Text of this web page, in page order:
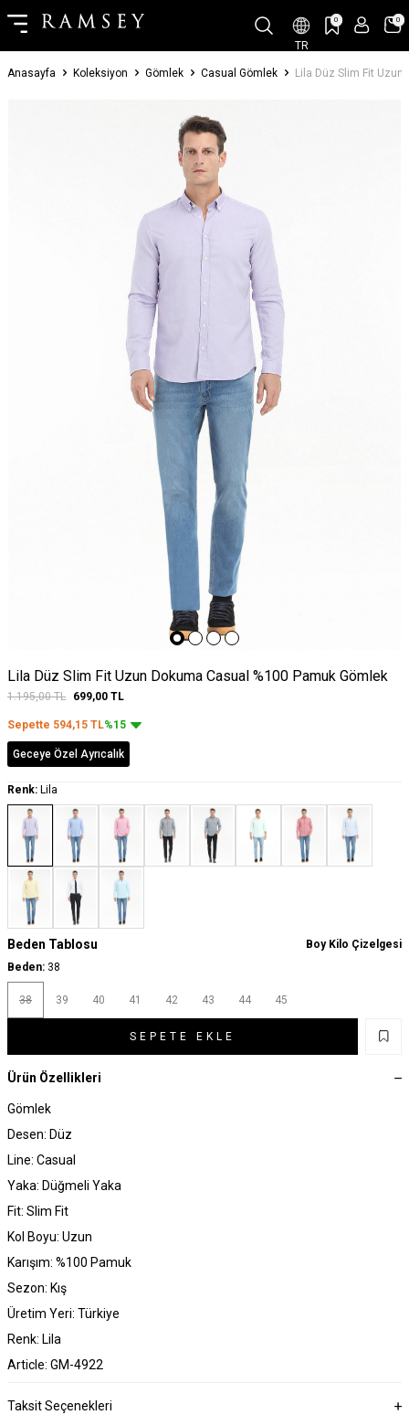
TR
0 0
Anasayfa Koleksiyon Gömlek Casual Gömlek Lila Düz Slim Fit
Lila Düz Slim Fit Uzun Dokuma Casual %100 Pamuk Gömlek
1.195,00TL 699,00 TL
Sepette 594,15 TL%15
Geceye Özel Ayrıcalık
Renk: Lila
Beden Tablosu
Boy Kilo Çizelgesi
Beden: 38
38 39 40 41 42 43 44 45
SEPETE EKLE
Ürün Özellikleri
Gömlek
Desen: Düz
Line: Casual
Yaka: Düğmeli Yaka
Fit: Slim Fit
Kol Boyu: Uzun
Karışım: %100 Pamuk
Sezon: Kış
Üretim Yeri: Türkiye
Renk: Lila
Article: GM-4922
Taksit Seçenekleri